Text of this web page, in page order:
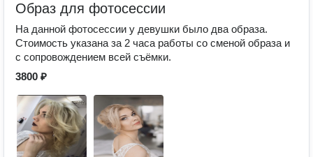
Образ для фотосессии
На данной фотосессии у девушки было два образа.
Стоимость указана за 2 часа работы со сменой образа и
с сопровождением всей съёмки.
3800 ₽